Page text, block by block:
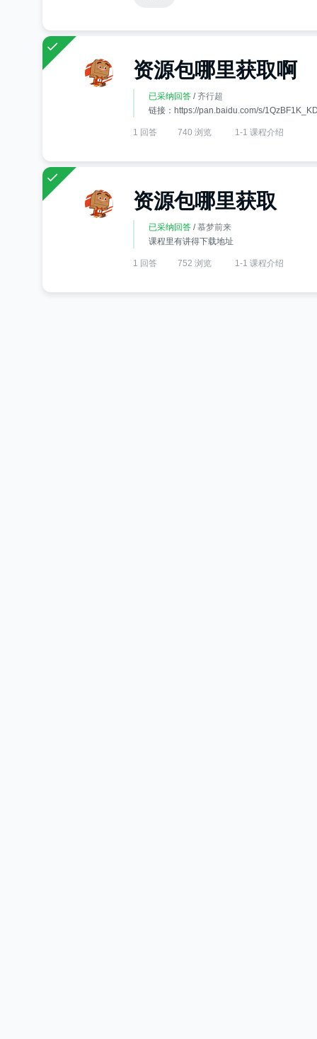
资源包哪里获取啊
已采纳回答 /齐行超
链接：https://pan.baidu.com/s/
1 回答 740 浏览 1-1 课程介绍
资源包哪里获取
已采纳回答 /慕梦前来
课程里有讲得下载地址
1 回答 752 浏览 1-1 课程介绍